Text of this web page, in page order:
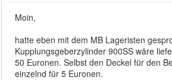
Moin,
hatte eben mit dem MB Lageristen
Kupplungsgeberzylinder 900SS wåre
50 Euronen. Selbst den Deckel für den
einzelnd für 5 Euronen.